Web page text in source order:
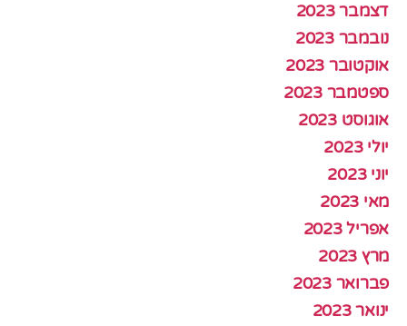
דצמבר 2023
נובמבר 2023
אוקטובר 2023
ספטמבר 2023
אוגוסט 2023
יולי 2023
יוני 2023
מאי 2023
אפריל 2023
מרץ 2023
פברואר 2023
ינואר 2023